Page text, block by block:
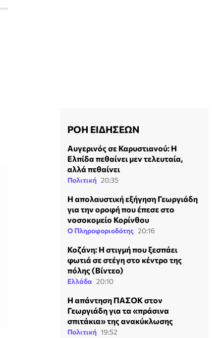
ΡΟΗ ΕΙΔΗΣΕΩΝ
Αυγερινός σε Καρυστιανού: Η
Ελπίδα πεθαίνει μεν τελευταία,
αλλά πεθαίνει
Πολιτική 20:35
Η απολαυστική εξήγηση Γεωργιάδη
για την οροφή που έπεσε στο
νοσοκομείο Κορίνθου
Ο Πληροφοριοδότης 20:16
Κοζάνη: Η στιγμή που ξεσπάει
φωτιά σε στέγη στο κέντρο της
πόλης (Βίντεο)
Ελλάδα 20:10
Η απάντηση ΠΑΣΟΚ στον
Γεωργιάδη για τα «πράσινα
σπιτάκια» της ανακύκλωσης
Πολιτική 19:52